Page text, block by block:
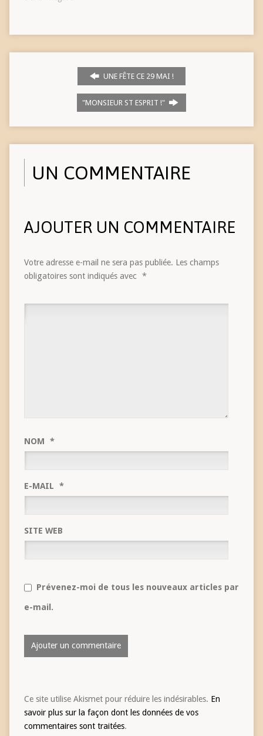
UNE FÊTE CE 29 MAI !
"MONSIEUR ST ESPRIT !"
UN COMMENTAIRE
AJOUTER UN COMMENTAIRE
Votre adresse e-mail ne sera pas publiée. Les champs
obligatoires sont indiqués avec *
NOM *
E-MAIL *
SITE WEB
Prévenez-moi de tous les nouveaux articles par
e-mail.
Ce site utilise Akismet pour réduire les indésirables. En
savoir plus sur la façon dont les données de vos
commentaires sont traitées.